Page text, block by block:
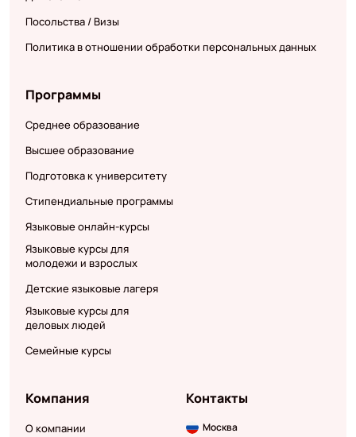
Посольства / Визы
Политика в отношении обработки персональных данных
Программы
Среднее образование
Высшее образование
Подготовка к университету
Стипендиальные программы
Языковые онлайн-курсы
Языковые курсы для
молодежи и взрослых
Детские языковые лагеря
Языковые курсы для
деловых людей
Семейные курсы
Компания
О компании
Контакты
Москва